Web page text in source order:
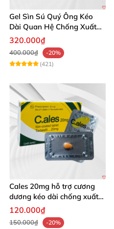
Gel Sìn Sú Quý Ông Kéo
Dài Quan Hệ Chống Xuất
Tinh Sớm
320.000₫
400.000₫
-20%
(421)
Cales 20mg hỗ trợ cương
dương kéo dài chống xuất
tinh sớm thành phần
120.000₫
150.000₫
-20%